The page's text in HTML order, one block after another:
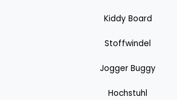
Kiddy Board
Stoffwindel
Jogger Buggy
Hochstuhl